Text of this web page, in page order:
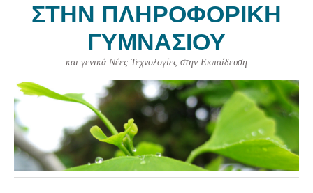
ΣΤΗΝ ΠΛΗΡΟΦΟΡΙΚΉ
ΓΥΜΝΑΣΊΟΥ
και γενικά Νέες Τεχνολογίες στην Εκπαίδευση